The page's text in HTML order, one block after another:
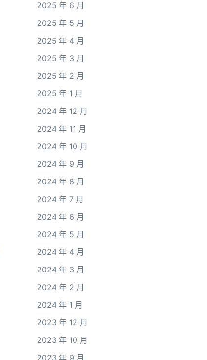
2025 年 6 月
2025 年 5 月
2025 年 4 月
2025 年 3 月
2025 年 2 月
2025 年 1 月
2024 年 12 月
2024 年 11 月
2024 年 10 月
2024 年 9 月
2024 年 8 月
2024 年 7 月
2024 年 6 月
2024 年 5 月
2024 年 4 月
2024 年 3 月
2024 年 2 月
2024 年 1 月
2023 年 12 月
2023 年 10 月
2023 年 9 月